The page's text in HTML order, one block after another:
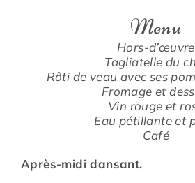
Menu
Hors-d’œuvre
Tagliatelle du
Rôti de veau avec ses
Fromage et
Vin rouge et
Eau pétillante et
Café
Après-midi dansant.